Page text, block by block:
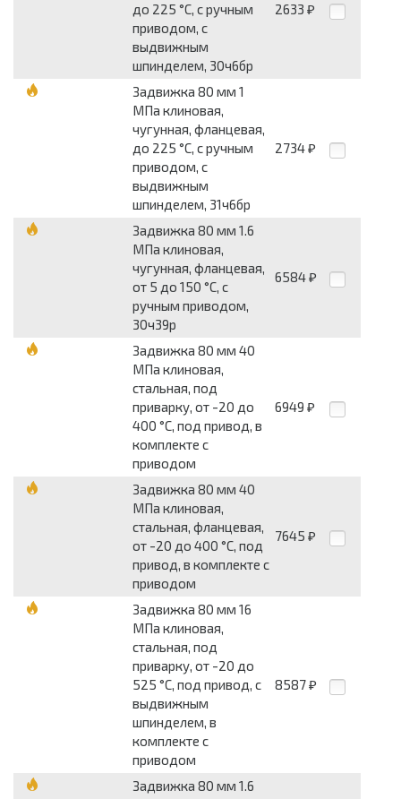
до 225 °С, с ручным
приводом, с
выдвижным
шпинделем, 30ч6бр
2633 ₽
Задвижка 80 мм 1
МПа клиновая,
чугунная, фланцевая,
до 225 °С, с ручным
приводом, с
выдвижным
шпинделем, 31ч6бр
2734 ₽
Задвижка 80 мм 1.6
МПа клиновая,
чугунная, фланцевая,
от 5 до 150 °С, с
ручным приводом,
30ч39р
6584 ₽
Задвижка 80 мм 40
МПа клиновая,
стальная, под
приварку, от -20 до
400 °С, под привод, в
комплекте с
приводом
6949 ₽
Задвижка 80 мм 40
МПа клиновая,
стальная, фланцевая,
от -20 до 400 °С, под
привод, в комплекте с
приводом
7645 ₽
Задвижка 80 мм 16
МПа клиновая,
стальная, под
приварку, от -20 до
525 °С, под привод, с
выдвижным
шпинделем, в
комплекте с
приводом
8587 ₽
Задвижка 80 мм 1.6